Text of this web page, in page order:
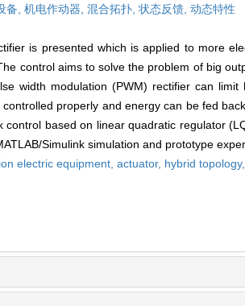
备, 机电作动器, 混合拓扑, 状态反馈, 动态特性
is presented which is applied to more
control aims to solve the problem of big
width modulation (PWM) rectifier can
properly and energy can be fed
control based on linear quadratic regulator
Simulink simulation and prototype
electric equipment, actuator, hybrid